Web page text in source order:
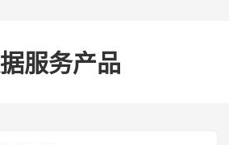
服务产品